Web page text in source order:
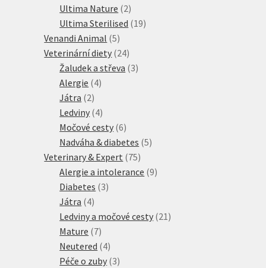
Ultima Nature 22
produkty
Ultima Sterilised 1919
Venandi Animal 55
produktů
Veterinární diety 2424
produktů
Žaludek a střeva 33
Alergie 44
Játra 22
produkty
Ledviny 44
produkty
Močové cesty 66
produktů
Nadváha & diabetes 55
Veterinary & Expert 7575
produktů
Alergie a intolerance 99
Diabetes 33
Játra 44
produkty
Ledviny a močové cesty 21 21
Mature 77
produktů
Neutered 44
produkty
Péče o zuby 33